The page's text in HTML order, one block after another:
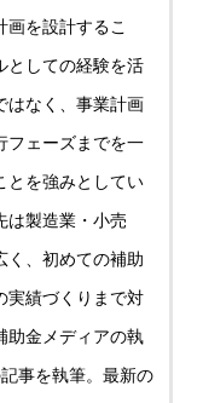
画を設計するこ
としての経験を活
はなく、事業計画
フェーズまでを一
とを強みとしてい
は製造業・小売
く、初めての補助
実績づくりまで対
助金メディアの執
事を執筆。最新の